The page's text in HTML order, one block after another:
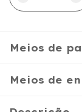
Meios de
Meios de